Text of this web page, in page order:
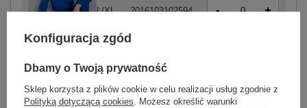
kobaltowy
L/XL 2016103102594 - +
Zobacz wszystkie kolory (+1)
Konfiguracja zgód
Dbamy o Twoją prywatność
Sklep korzysta z plików cookie w celu realizacji usług zgodnie z
Polityką dotyczącą cookies. Możesz określić warunki